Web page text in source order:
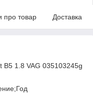
про товар Доставка
B5 1.8 VAG 035103245g